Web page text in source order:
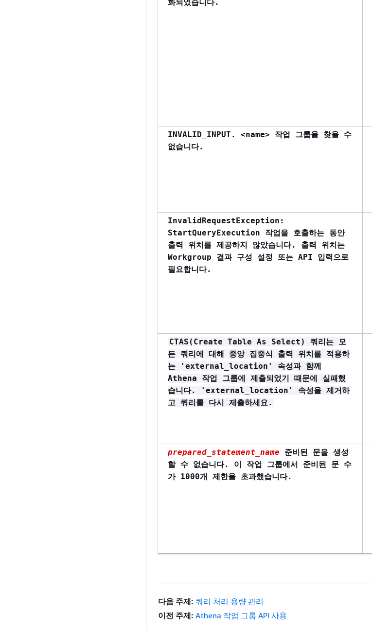
화되었습니다.
INVALID_INPUT. <name> 작업 그룹을 찾을 수
없습니다.
InvalidRequestException:
StartQueryExecution 작업을 호출하는 동안
출력 위치를 제공하지 않았습니다. 출력 위치는
Workgroup 결과 구성 설정 또는 API 입력으로
필요합니다.
CTAS(Create Table As Select) 쿼리는 모
든 쿼리에 대해 중앙 집중식 출력 위치를 적용하
는 'external_location' 속성과 함께
Athena 작업 그룹에 제출되었기 때문에 실패했
습니다. 'external_location' 속성을 제거하
고 쿼리를 다시 제출하세요.
prepared_statement_name 준비된 문을 생성
할 수 없습니다. 이 작업 그룹에서 준비된 문 수
가 1000개 제한을 초과했습니다.
다음 주제: 쿼리 처리 용량 관리
이전 주제: Athena 작업 그룹 API 사용